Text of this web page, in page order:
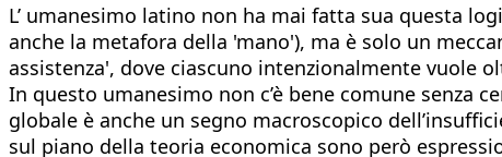
L’ umanesimo latino non ha mai fatta sua questa
anche la metafora della 'mano'), ma è solo un
assistenza', dove ciascuno intenzionalmente vuole
In questo umanesimo non c’è bene comune senza
globale è anche un segno macroscopico
sul piano della teoria economica sono però